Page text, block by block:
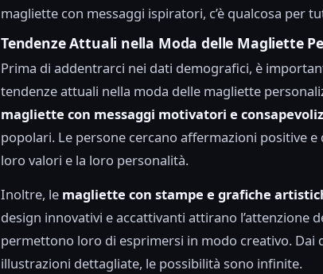
magliette con messaggi ispiratori, c’è qualcosa per
Tendenze Attuali nella Moda delle Magliette
Prima di addentrarci nei dati demografici, è
tendenze attuali nella moda delle magliette
magliette con messaggi motivatori e
popolari. Le persone cercano affermazioni positive
loro valori e la loro personalità.
Inoltre, le magliette con stampe e grafiche
design innovativi e accattivanti attirano l’attenzione
permettono loro di esprimersi in modo creativo. Dai
illustrazioni dettagliate, le possibilità sono infinite.